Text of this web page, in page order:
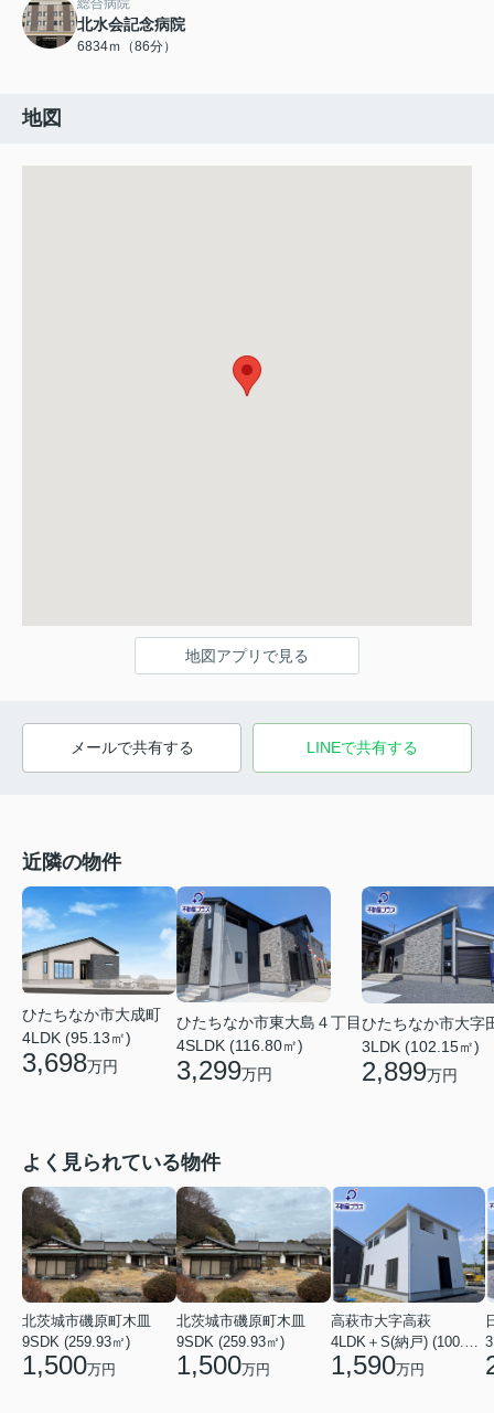
総合病院
北水会記念病院
6834ｍ（86分）
地図
地図アプリで見る
メールで共有する LINEで共有する
近隣の物件
ひたちなか市大成町
4LDK (95.13㎡)
3,698万円
ひたちなか市東大島４丁目
4SLDK (116.80㎡)
3,299万円
ひたちなか市大字
3LDK (102.15㎡)
2,899万円
よく見られている物件
北茨城市磯原町木皿
9SDK (259.93㎡)
1,500万円
北茨城市磯原町木皿
9SDK (259.93㎡)
1,500万円
高萩市大字高萩
1,590万円